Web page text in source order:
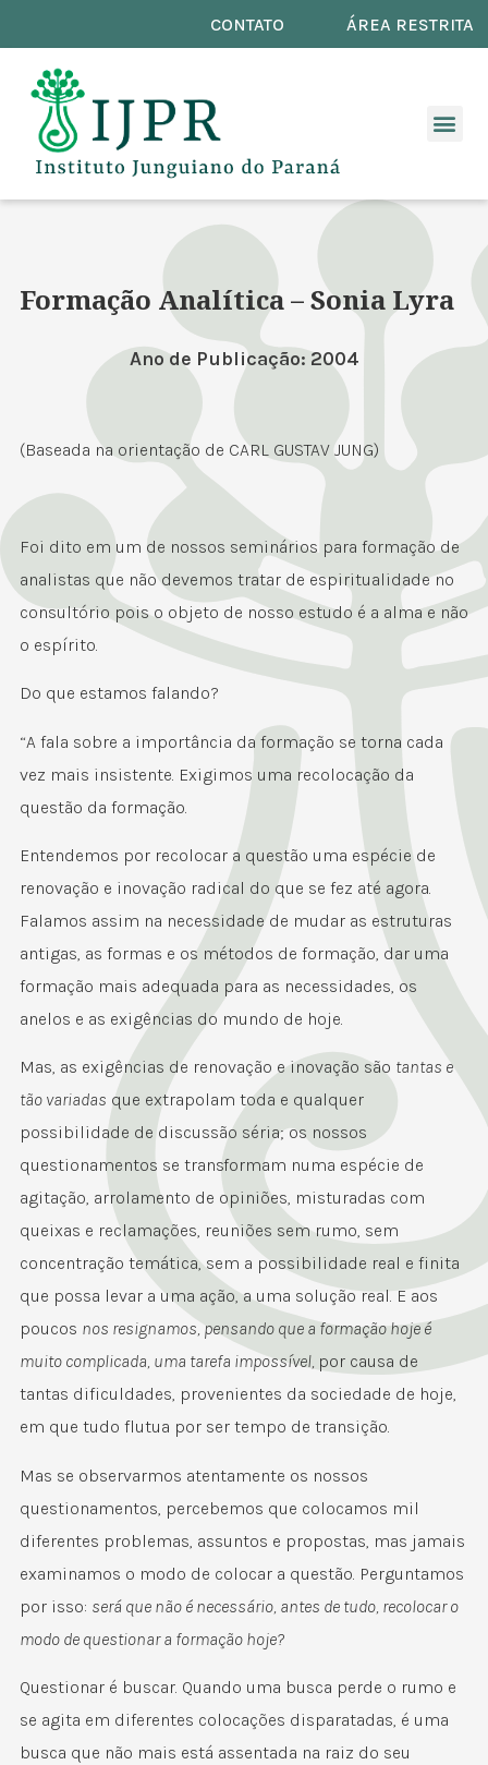
CONTATO ÁREA RESTRITA
Formação Analítica – Sonia Lyra
Ano de Publicação: 2004
(Baseada na orientação de CARL GUSTAV JUNG)
Foi dito em um de nossos seminários para formação de
analistas que não devemos tratar de espiritualidade no
consultório pois o objeto de nosso estudo é a alma e não
o espírito.
Do que estamos falando?
“A fala sobre a importância da formação se torna cada
vez mais insistente. Exigimos uma recolocação da
questão da formação.
Entendemos por recolocar a questão uma espécie de
renovação e inovação radical do que se fez até agora.
Falamos assim na necessidade de mudar as estruturas
antigas, as formas e os métodos de formação, dar uma
formação mais adequada para as necessidades, os
anelos e as exigências do mundo de hoje.
Mas, as exigências de renovação e inovação são tantas e
tão variadas que extrapolam toda e qualquer
possibilidade de discussão séria; os nossos
questionamentos se transformam numa espécie de
agitação, arrolamento de opiniões, misturadas com
queixas e reclamações, reuniões sem rumo, sem
concentração temática, sem a possibilidade real e finita
que possa levar a uma ação, a uma solução real. E aos
poucos nos resignamos, pensando que a formação hoje é
muito complicada, uma tarefa impossível, por causa de
tantas dificuldades, provenientes da sociedade de hoje,
em que tudo flutua por ser tempo de transição.
Mas se observarmos atentamente os nossos
questionamentos, percebemos que colocamos mil
diferentes problemas, assuntos e propostas, mas jamais
examinamos o modo de colocar a questão. Perguntamos
por isso: será que não é necessário, antes de tudo, recolocar o
modo de questionar a formação hoje?
Questionar é buscar. Quando uma busca perde o rumo e
se agita em diferentes colocações disparatadas, é uma
busca que não mais está assentada na raiz do seu